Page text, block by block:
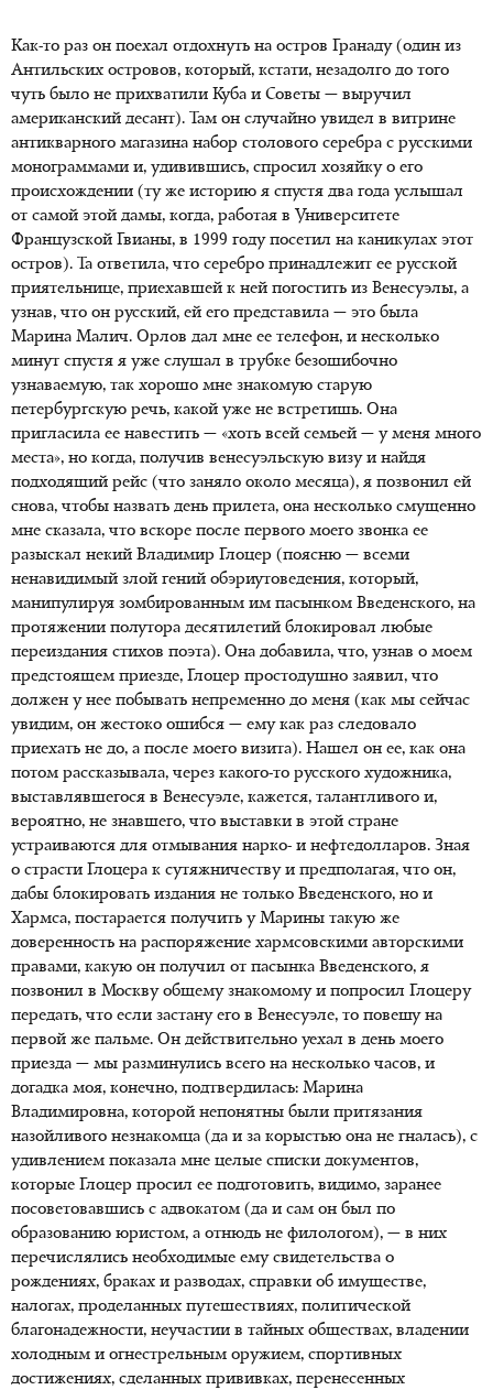
Как-то раз он поехал отдохнуть на остров Гранаду (один из
Антильских островов, который, кстати, незадолго до того
чуть было не прихватили Куба и Советы — выручил
американский десант). Там он случайно увидел в витрине
антикварного магазина набор столового серебра с русскими
монограммами и, удивившись, спросил хозяйку о его
происхождении (ту же историю я спустя два года услышал
от самой этой дамы, когда, работая в Университете
Французской Гвианы, в 1999 году посетил на каникулах этот
остров). Та ответила, что серебро принадлежит ее русской
приятельнице, приехавшей к ней погостить из Венесуэлы, а
узнав, что он русский, ей его представила — это была
Марина Малич. Орлов дал мне ее телефон, и несколько
минут спустя я уже слушал в трубке безошибочно
узнаваемую, так хорошо мне знакомую старую
петербургскую речь, какой уже не встретишь. Она
пригласила ее навестить — «хоть всей семьей — у меня много
места», но когда, получив венесуэльскую визу и найдя
подходящий рейс (что заняло около месяца), я позвонил ей
снова, чтобы назвать день прилета, она несколько смущенно
мне сказала, что вскоре после первого моего звонка ее
разыскал некий Владимир Глоцер (поясню — всеми
ненавидимый злой гений обэриутоведения, который,
манипулируя зомбированным им пасынком Введенского, на
протяжении полутора десятилетий блокировал любые
переиздания стихов поэта). Она добавила, что, узнав о моем
предстоящем приезде, Глоцер простодушно заявил, что
должен у нее побывать непременно до меня (как мы сейчас
увидим, он жестоко ошибся — ему как раз следовало
приехать не до, а после моего визита). Нашел он ее, как она
потом рассказывала, через какого-то русского художника,
выставлявшегося в Венесуэле, кажется, талантливого и,
вероятно, не знавшего, что выставки в этой стране
устраиваются для отмывания нарко- и нефтедолларов. Зная
о страсти Глоцера к сутяжничеству и предполагая, что он,
дабы блокировать издания не только Введенского, но и
Хармса, постарается получить у Марины такую же
доверенность на распоряжение хармсовскими авторскими
правами, какую он получил от пасынка Введенского, я
позвонил в Москву общему знакомому и попросил Глоцеру
передать, что если застану его в Венесуэле, то повешу на
первой же пальме. Он действительно уехал в день моего
приезда — мы разминулись всего на несколько часов, и
догадка моя, конечно, подтвердилась: Марина
Владимировна, которой непонятны были притязания
назойливого незнакомца (да и за корыстью она не гналась), с
удивлением показала мне целые списки документов,
которые Глоцер просил ее подготовить, видимо, заранее
посоветовавшись с адвокатом (да и сам он был по
образованию юристом, а отнюдь не филологом), — в них
перечислялись необходимые ему свидетельства о
рождениях, браках и разводах, справки об имуществе,
налогах, проделанных путешествиях, политической
благонадежности, неучастии в тайных обществах, владении
холодным и огнестрельным оружием, спортивных
достижениях, сделанных прививках, перенесенных